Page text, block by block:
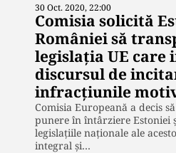
30 Oct. 2020, 22:00
Comisia solicită
României să
legislația UE care
discursul de
infracțiunile
Comisia Europeană a decis
punere în întârziere Estoniei
legislațiile naționale ale
integral și…